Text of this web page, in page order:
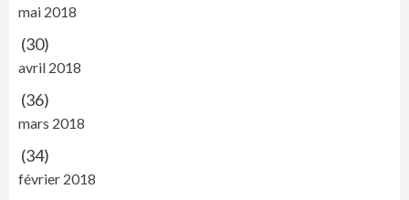
mai 2018
(30)
avril 2018
(36)
mars 2018
(34)
février 2018